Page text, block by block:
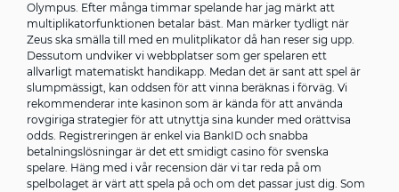
Olympus. Efter många timmar spelande har jag märkt att
multiplikatorfunktionen betalar bäst. Man märker tydligt när
Zeus ska smälla till med en mulitplikator då han reser sig upp.
Dessutom undviker vi webbplatser som ger spelaren ett
allvarligt matematiskt handikapp. Medan det är sant att spel är
slumpmässigt, kan oddsen för att vinna beräknas i förväg. Vi
rekommenderar inte kasinon som är kända för att använda
rovgiriga strategier för att utnyttja sina kunder med orättvisa
odds. Registreringen är enkel via BankID och snabba
betalningslösningar är det ett smidigt casino för svenska
spelare. Häng med i vår recension där vi tar reda på om
spelbolaget är värt att spela på och om det passar just dig. Som